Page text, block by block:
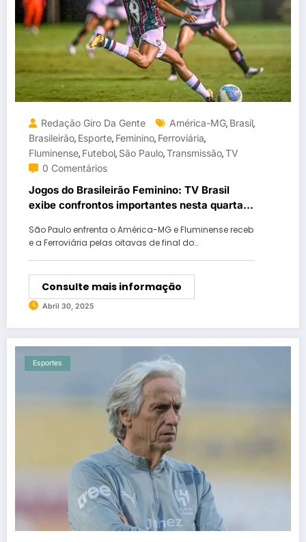
Redação Giro Da Gente América-MG, Brasil,
Brasileirão, Esporte, Feminino, Ferroviária,
Fluminense, Futebol, São Paulo,Transmissão,TV
0 Comentários
Jogos do Brasileirão Feminino: TV Brasil
exibe confrontos importantes nesta quarta e
São Paulo enfrenta o América-MG e Fluminense receb
e a Ferroviária pelas oitavas de final do…
Consulte mais informação
Abril 30, 2025
Esportes